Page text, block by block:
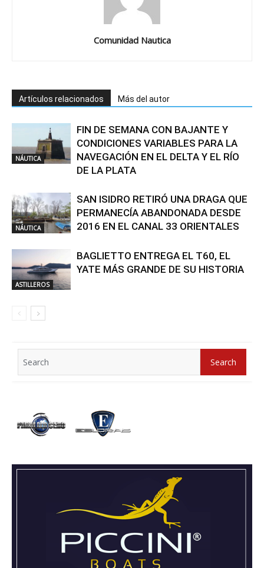
Comunidad Nautica
Artículos relacionados Más del autor
NÁUTICA
FIN DE SEMANA CON BAJANTE Y
CONDICIONES VARIABLES PARA LA
NAVEGACIÓN EN EL DELTA Y EL RÍO
DE LA PLATA
NÁUTICA
SAN ISIDRO RETIRÓ UNA DRAGA QUE
PERMANECÍA ABANDONADA DESDE
2016 EN EL CANAL 33 ORIENTALES
ASTILLEROS
BAGLIETTO ENTREGA EL T60, EL
YATE MÁS GRANDE DE SU HISTORIA
for:
Search